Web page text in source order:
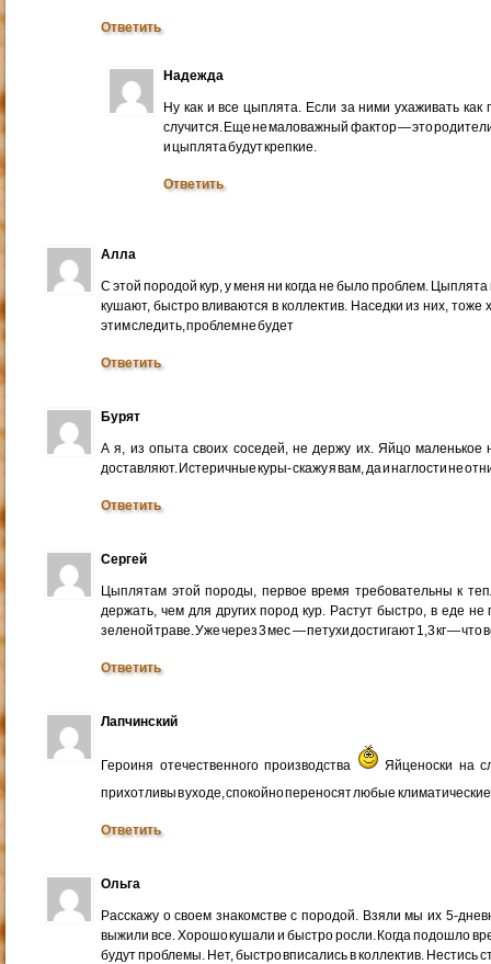
Ответить
Надежда
Ну как и все цыплята. Если за ними ухаживать
случится. Еще не маловажный фактор — это
и цыплята будут крепкие.
Ответить
Алла
С этой породой кур, у меня ни когда не было проблем.
кушают, быстро вливаются в коллектив. Наседки из них,
этим следить, проблем не будет
Ответить
Бурят
А я, из опыта своих соседей, не держу их. Яйцо маленькое
доставляют. Истеричные куры- скажу я вам, да и наглости не
Ответить
Сергей
Цыплятам этой породы, первое время требовательны к
держать, чем для других пород кур. Растут быстро, в еде
зеленой траве. Уже через 3 мес — петухи достигают 1,3 кг — что
Ответить
Лапчинский
Героиня отечественного производства
Яйценоски на
прихотливы в уходе, спокойно переносят любые
Ответить
Ольга
Расскажу о своем знакомстве с породой. Взяли мы их 5-
выжили все. Хорошо кушали и быстро росли. Когда подошло
будут проблемы. Нет, быстро вписались в коллектив. Нестись